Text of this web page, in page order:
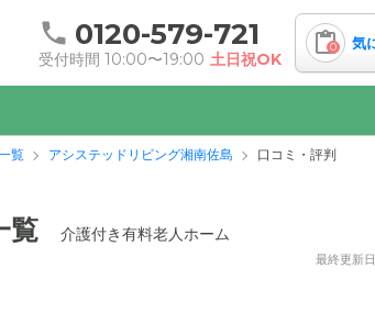
0120-579-721
受付時間 10:00〜19:00 土日祝OK
0 気
覧 アシステッドリビング湘南佐島 口コミ・評判
覧
介護付き有料老人ホーム
最終更新